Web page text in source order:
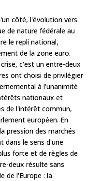
côté, l'évolution vers
de nature fédérale au
le repli national,
de la zone euro.
c'est un entre-deux
ont choisi de privilégier
à l'unanimité
nationaux et
de l'intérêt commun,
européen. En
pression des marchés
dans le sens d'une
forte et de règles de
deux résulte sans
de l'Europe : la